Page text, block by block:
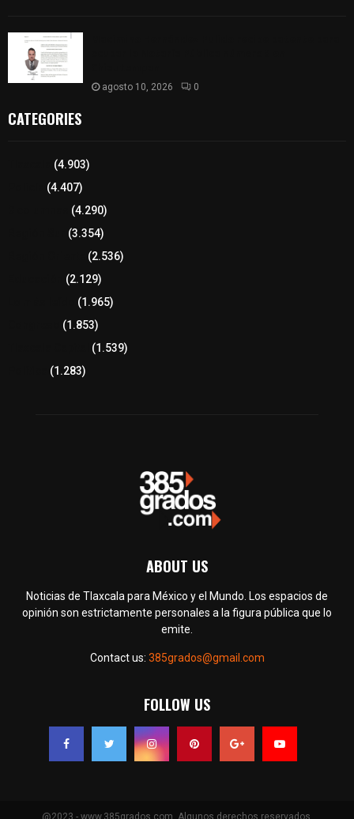
agosto 10, 2026 0
CATEGORIES
(4.903)
(4.407)
(4.290)
(3.354)
(2.536)
(2.129)
(1.965)
(1.853)
(1.539)
(1.283)
ABOUT US
Noticias de Tlaxcala para México y el Mundo. Los espacios de
opinión son estrictamente personales a la figura pública que lo
emite.
Contact us: 385grados@gmail.com
FOLLOW US
@2023 - www.385grados.com. Algunos derechos reservados.